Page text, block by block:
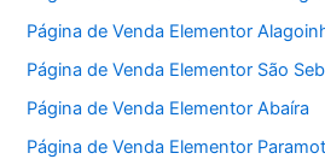
Página de Venda Elementor
Página de Venda Elementor São
Página de Venda Elementor Abaíra
Página de Venda Elementor